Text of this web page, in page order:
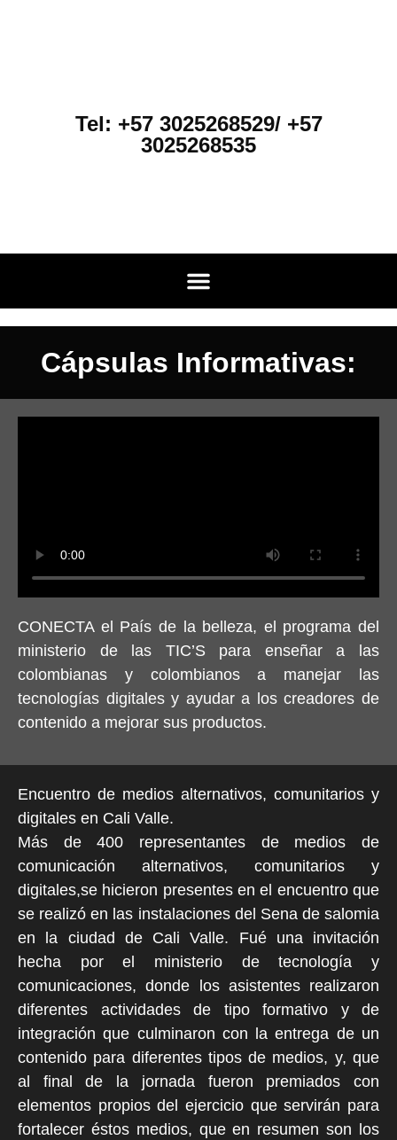
Tel: +57 3025268529/ +57
3025268535
Cápsulas Informativas:
CONECTA el País de la belleza, el programa del
ministerio de las TIC’S para enseñar a las
colombianas y colombianos a manejar las
tecnologías digitales y ayudar a los creadores de
contenido a mejorar sus productos.
Encuentro de medios alternativos, comunitarios y
digitales en Cali Valle.
Más de 400 representantes de medios de
comunicación alternativos, comunitarios y
digitales,se hicieron presentes en el encuentro que
se realizó en las instalaciones del Sena de salomia
en la ciudad de Cali Valle. Fué una invitación
hecha por el ministerio de tecnología y
comunicaciones, donde los asistentes realizaron
diferentes actividades de tipo formativo y de
integración que culminaron con la entrega de un
contenido para diferentes tipos de medios, y, que
al final de la jornada fueron premiados con
elementos propios del ejercicio que servirán para
fortalecer éstos medios, que en resumen son los